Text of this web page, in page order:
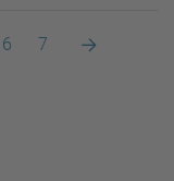
Pàgina
6 Pàgina
7
Pàgina